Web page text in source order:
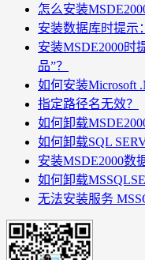
怎么安装
安装数据库时提示
安装MSDE2000时
品”？
如何安装Microsoft
指定路径名无效？
如何卸载
如何卸载SQL
安装MSDE2000数
如何卸载
无法安装服务